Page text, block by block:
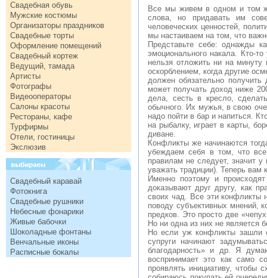
Свадебная обувь
Мужские костюмы
Организаторы праздников
Свадебные торты
Оформление помещений
Свадебный кортеж
Ведущий, тамада
Артисты
Фотографы
Видеооператоры
Салоны красоты
Рестораны, кафе
Турфирмы
Отели, гостиницы
Экслюзив
Свадебный каравай
Фотокнига
Свадебные рушники
Небесные фонарики
Живые бабочки
Шоколадные фонтаны
Венчальные иконы
Расписные бокалы
Все мы живем в одном и том
слова, но придавать им
человеческих ценностей,
мы настаиваем на том, что
Представьте себе: однажды
эмоционального накала. Кто-
нельзя отложить ни на минуту
оскорблением, когда другие
должен обязательно
может получать доход ниже
дела, сесть в кресло,
обычного. Их мужья, в свою
надо пойти в бар и напиться.
на рыбалку, играет в карты,
диване.
Конфликты же начинаются
убеждаем себя в том, что
правилам не следует, значит
уважать традиции). Теперь вам
Именно поэтому и
доказывают друг другу, как
своих чад. Все эти конфликты
поводу субъективных мнений,
предков. Это просто две
Но ни одна из них не является
Но если уж конфликты зашли
супруги начинают
благодарность» и др. Я
воспринимает это как само
проявлять инициативу, чтобы